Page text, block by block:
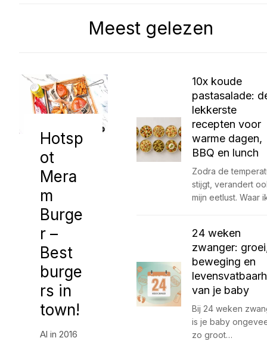
Meest gelezen
Hotsp
ot
Mera
m
Burge
r –
Best
burge
rs in
town!
Al in 2016
10x koude
pastasalade:
lekkerste
recepten voor
warme dagen,
BBQ en lunch
Zodra de
stijgt, verandert
mijn eetlust. Waar
24 weken
zwanger:
beweging en
van je baby
Bij 24 weken
is je baby
zo groot…